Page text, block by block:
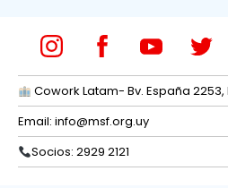
Cowork Latam- Bv. España
Email: info@msf.org.uy
Socios: 2929 2121